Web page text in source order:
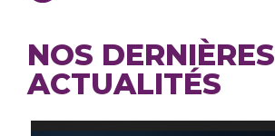
NOS DERNIÈRES
ACTUALITÉS